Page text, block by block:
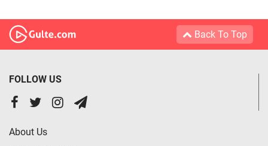
Back To Top
FOLLOW US
About Us